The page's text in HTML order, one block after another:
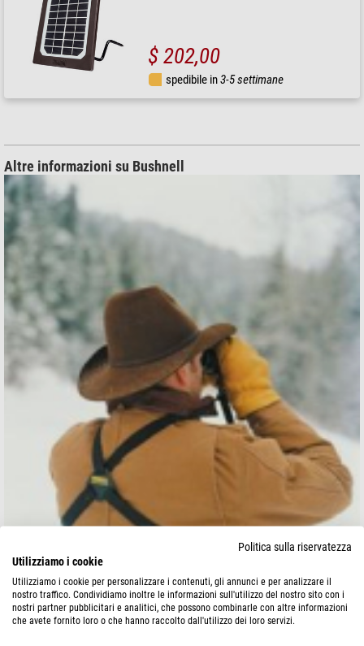
$ 202,00
spedibile in3-5 settimane
Altre informazioni su Bushnell
Politica sulla riservatezza
Utilizziamo i cookie
Utilizziamo i cookie per personalizzare i contenuti, gli annunci e per analizzare il
nostro traffico. Condividiamo inoltre le informazioni sull'utilizzo del nostro sito con i
nostri partner pubblicitari e analitici, che possono combinarle con altre informazioni
che avete fornito loro o che hanno raccolto dall'utilizzo dei loro servizi.